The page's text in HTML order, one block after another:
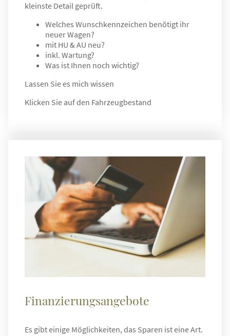
kleinste Detail geprüft.
Welches Wunschkennzeichen benötigt ihr
neuer Wagen?
mit HU & AU neu?
inkl. Wartung?
Was ist Ihnen noch wichtig?
Lassen Sie es mich wissen
Klicken Sie auf den Fahrzeugbestand
Finanzierungsangebote
Es gibt einige Möglichkeiten, das Sparen ist eine Art.